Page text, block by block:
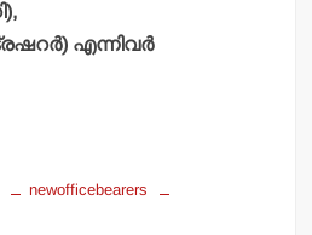
എന്നിവര്‍
newofficebearers